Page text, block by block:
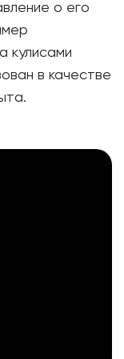
о его
кулисами
в качестве